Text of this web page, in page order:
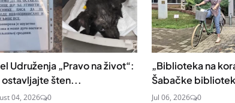
Udruženja „Pravo na život“:
ostavljajte šten...
04, 2026 0
„Biblioteka na
Šabačke
Jul 06, 2026 0